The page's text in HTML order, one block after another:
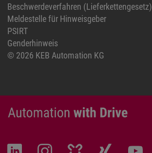
Beschwerdeverfahren (Lieferkettengesetz)
Meldestelle für Hinweisgeber
PSIRT
Genderhinweis
© 2026 KEB Automation KG